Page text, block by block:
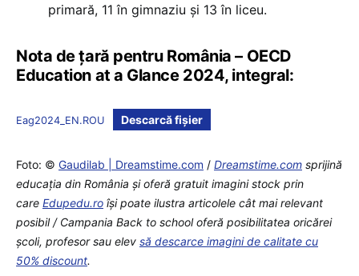
primară, 11 în gimnaziu și 13 în liceu.
Nota de țară pentru România – OECD
Education at a Glance 2024, integral:
Eag2024_EN.ROU Descarcă fișier
Foto: © Gaudilab | Dreamstime.com / Dreamstime.com sprijină
educaţia din România şi oferă gratuit imagini stock prin
care Edupedu.ro îşi poate ilustra articolele cât mai relevant
posibil / Campania Back to school oferă posibilitatea oricărei
școli, profesor sau elev să descarce imagini de calitate cu
50% discount.